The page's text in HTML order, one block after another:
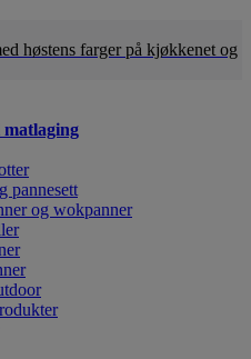
høstens farger på kjøkkenet og
matlaging
pannesett
og wokpanner